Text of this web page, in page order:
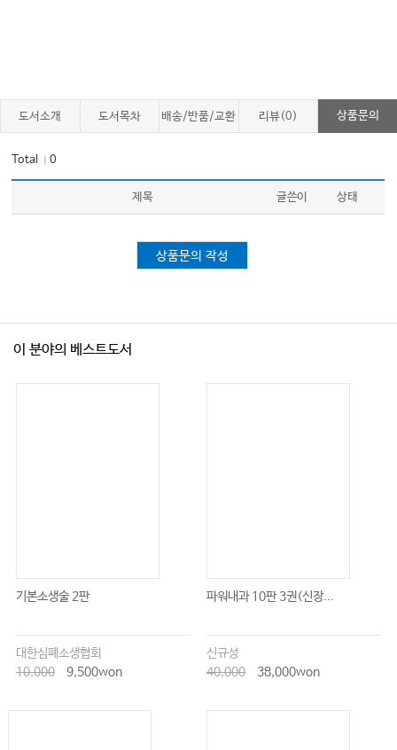
4. 인간이 되다
도서소개 도서목차 배송/반품/교환 리뷰(0) 상품문의
Total ｜0
제목 글쓴이 상태
상품문의 작성
이 분야의 베스트도서
기본소생술 2판
대한심폐소생협회
10,000
9,500won
파워내과 10판 3권(신장...
신규성
40,000
38,000won